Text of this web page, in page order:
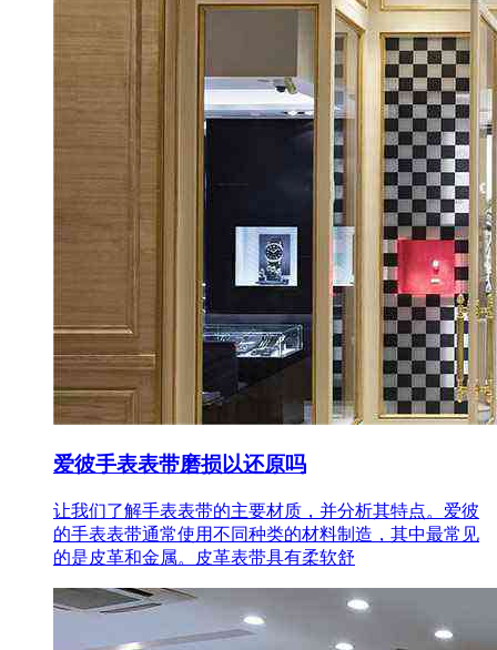
爱彼手表表带磨损以还原吗
让我们了解手表表带的主要材质，并分析其特点。爱彼
的手表表带通常使用不同种类的材料制造，其中最常见
的是皮革和金属。皮革表带具有柔软舒